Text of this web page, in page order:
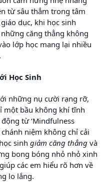
từ sâu thẳm trong tâm
dục, khi học sinh
căng thẳng không
lớp học mang lại nhiều
Học Sinh
những nụ cười rạng rỡ,
một bầu không khí tĩnh
từ ‘Mindfulness
niệm không chỉ cải
sinh giảm căng thẳng và
bong bóng nhỏ nhỏ xinh
các em hiểu rõ hơn về
lo lắng.